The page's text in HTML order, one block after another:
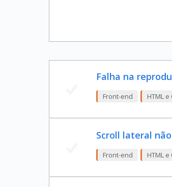
Falha na
Front-end HTML e
Scroll lateral
Front-end HTML e